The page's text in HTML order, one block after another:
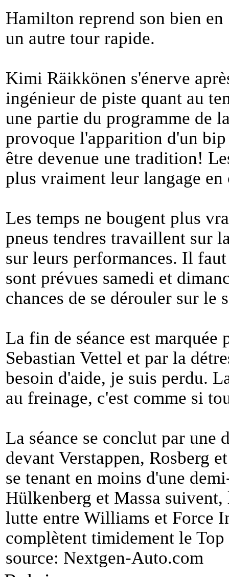
Hamilton reprend son bien
un autre tour rapide.
Kimi Räikkönen s'énerve
ingénieur de piste quant au
une partie du programme de
provoque l'apparition d'un
être devenue une tradition!
plus vraiment leur langage
Les temps ne bougent plus
pneus tendres travaillent sur
sur leurs performances. Il
sont prévues samedi et
chances de se dérouler sur le
La fin de séance est marquée
Sebastian Vettel et par la
besoin d'aide, je suis perdu.
au freinage, c'est comme si
La séance se conclut par
devant Verstappen, Rosberg
se tenant en moins d'une
Hülkenberg et Massa
lutte entre Williams et Force
complètent timidement le Top
source: Nextgen-Auto.com